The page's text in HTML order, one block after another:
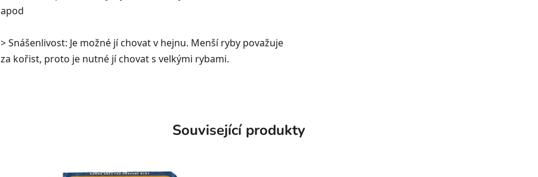
apod
> Snášenlivost: Je možné jí chovat v hejnu. Menší ryby považuje
za kořist, proto je nutné jí chovat s velkými rybami.
Související produkty